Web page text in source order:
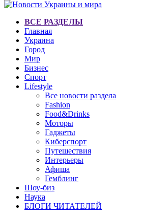
ВСЕ РАЗДЕЛЫ
Главная
Украина
Город
Мир
Бизнес
Спорт
Lifestyle
Все новости раздела
Fashion
Food&Drinks
Моторы
Гаджеты
Киберспорт
Путешествия
Интерьеры
Афиша
Гемблинг
Шоу-биз
Наука
БЛОГИ ЧИТАТЕЛЕЙ